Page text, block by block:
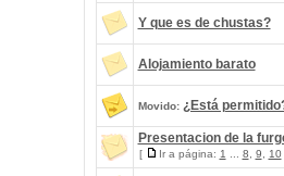
Y que es de chustas?
Alojamiento barato
Movido: ¿Está
Presentacion de la
[ Ir a página: 1 8 9 10